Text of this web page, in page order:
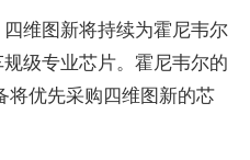
维图新将持续为霍尼韦尔
级专业芯片。霍尼韦尔的
将优先采购四维图新的芯